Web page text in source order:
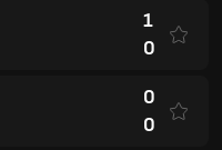
1
0
0
0